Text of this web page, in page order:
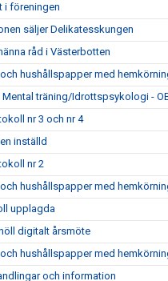
i föreningen
säljer Delikatesskungen
råd i Västerbotten
hushållspapper med
träning/Idrottspsykologi -
nr 3 och nr 4
inställd
nr 2
hushållspapper med
upplagda
digitalt årsmöte
hushållspapper med
och information